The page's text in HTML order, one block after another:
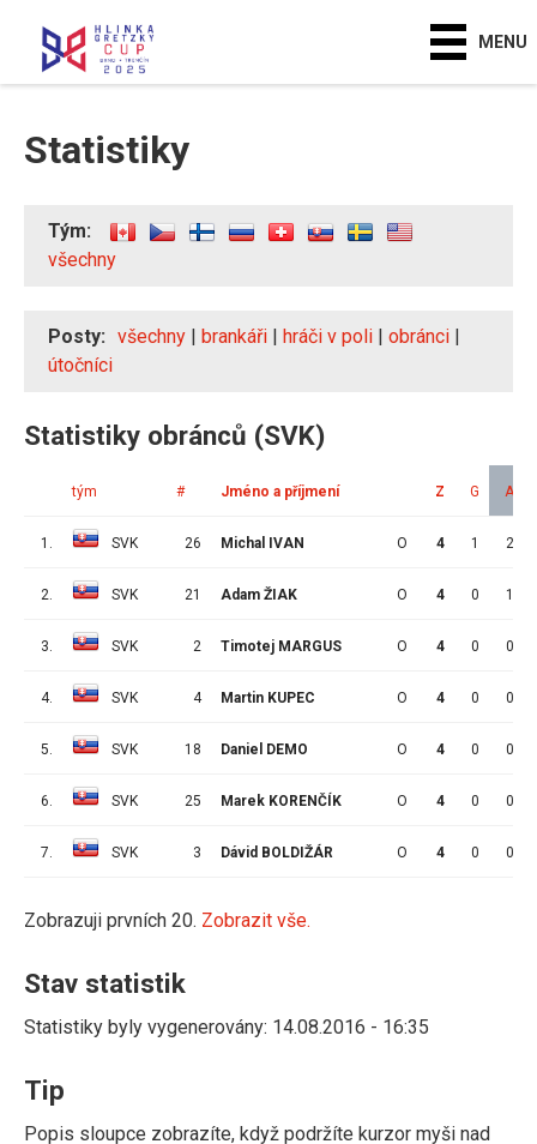
MENU
Statistiky
Tým:
všechny
Posty: všechny | brankáři | hráči v poli | obránci |
útočníci
Statistiky obránců (SVK)
tým # Jméno a příjmení Z G A
1. SVK 26 Michal IVAN O 4 1 2
2. SVK 21 Adam ŽIAK O 4 0 1
3. SVK 2 Timotej MARGUS O 4 0 0
4. SVK 4 Martin KUPEC O 4 0 0
5. SVK 18 Daniel DEMO O 4 0 0
6. SVK 25 Marek KORENČÍK O 4 0 0
7. SVK 3 Dávid BOLDIŽÁR O 4 0 0
Zobrazuji prvních 20. Zobrazit vše.
Stav statistik
Statistiky byly vygenerovány: 14.08.2016 - 16:35
Tip
Popis sloupce zobrazíte, když podržíte kurzor myši nad